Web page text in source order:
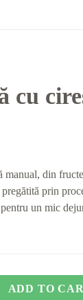
cu
manual, din
prin
un mic
ADD TO